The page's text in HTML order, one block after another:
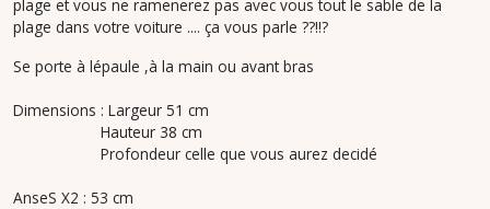
plage et vous ne ramenerez pas avec vous tout le sable de la
plage dans votre voiture .... ça vous parle ??!!?
Se porte à lépaule ,à la main ou avant bras
Dimensions : Largeur 51 cm
Hauteur 38 cm
Profondeur celle que vous aurez decidé
AnseS X2 : 53 cm